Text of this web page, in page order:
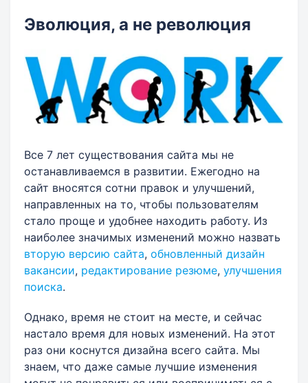
Эволюция, а не революция
Все 7 лет существования сайта мы не
останавливаемся в развитии. Ежегодно на
сайт вносятся сотни правок и улучшений,
направленных на то, чтобы пользователям
стало проще и удобнее находить работу. Из
наиболее значимых изменений можно назвать
вторую версию сайта, обновленный дизайн
вакансии, редактирование резюме, улучшения
поиска.
Однако, время не стоит на месте, и сейчас
настало время для новых изменений. На этот
раз они коснутся дизайна всего сайта. Мы
знаем, что даже самые лучшие изменения